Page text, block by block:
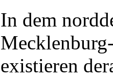
In dem
existieren